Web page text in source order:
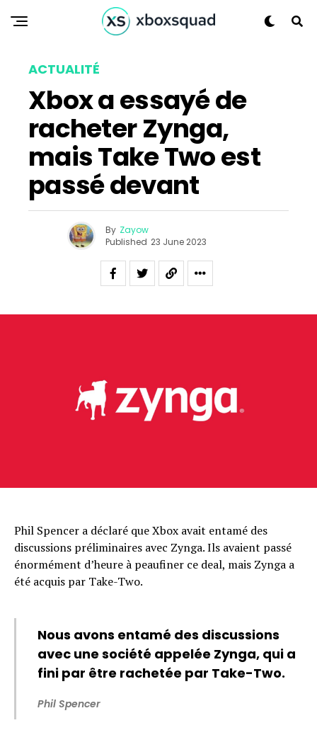
ACTUALITÉ
Xbox a essayé de
racheter Zynga,
mais Take Two est
passé devant
By Zayow
Published 23 June 2023
Phil Spencer a déclaré que Xbox avait entamé des
discussions préliminaires avec Zynga. Ils avaient passé
énormément d’heure à peaufiner ce deal, mais Zynga a
été acquis par Take-Two.
Nous avons entamé des discussions
avec une société appelée Zynga, qui a
fini par être rachetée par Take-Two.
Phil Spencer